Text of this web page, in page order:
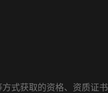
式获取的资格、资质证书